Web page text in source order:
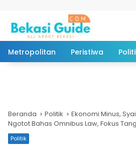
Metropolitan Peristiwa
Beranda Politik
Ekonomi Minus,
Ngotot Bahas Omnibus Law, Fokus
Politik